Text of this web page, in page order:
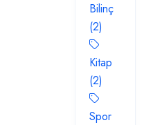
Bilinç
(2)
Kitap
(2)
Spor